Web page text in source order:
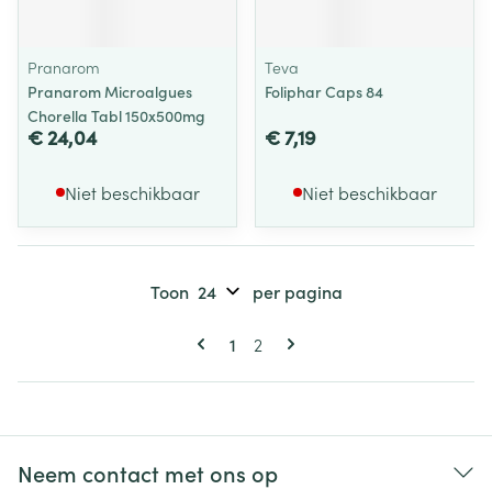
Pranarom
Pranarom Microalgues
Chorella Tabl 150x500mg
€ 24,04
Niet beschikbaar
Teva
Foliphar Caps 84
€ 7,19
Niet beschikbaar
Pagina's
U lees momenteel pagina
1 Pagina
2
Toon per pagina
Neem contact met ons op